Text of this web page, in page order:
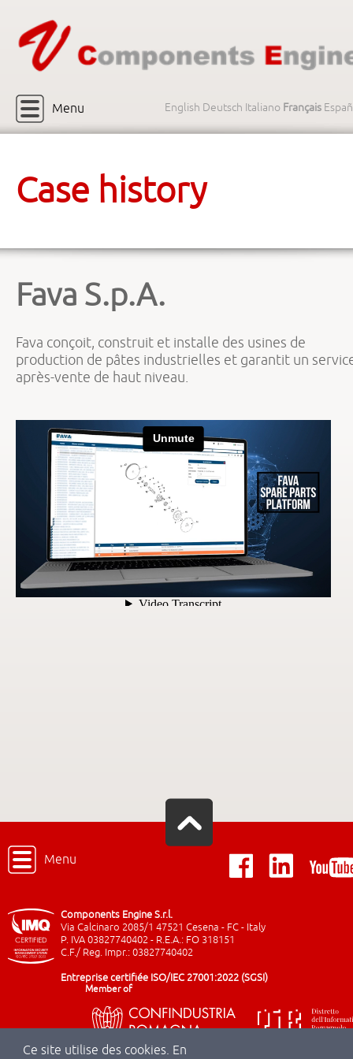
Ce site utilise des cookies. En
Menu English Deutsch Italiano Français
Case history
Fava S.p.A.
Fava conçoit, construit et installe des usines de
production de pâtes industrielles et garantit un
après-vente de haut niveau.
Menu
Components Engine S.r.l.
Via Calcinaro 2085/1 47521 Cesena - FC - Italy
P. IVA 03827740402 - R.E.A.: FO 318151
C.F./ Reg. Impr.: 03827740402
Entreprise certifiée ISO/IEC 27001:2022 (SGSI)
Member of